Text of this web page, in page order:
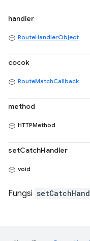
handler
RouteHandlerObject
cocok
RouteMatchCallback
method
HTTPMethod
setCatchHandler
void
Fungsi